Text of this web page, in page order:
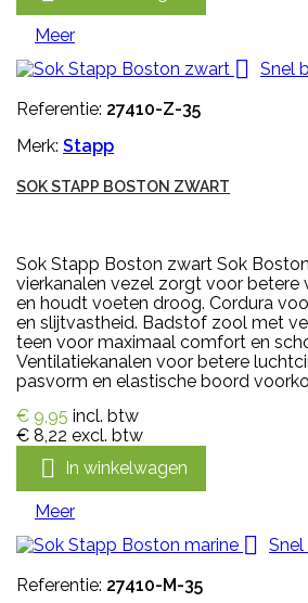
Meer

Snel
Referentie: 27410-Z-35
Merk: Stapp
SOK STAPP BOSTON ZWART
Sok Stapp Boston zwart Sok
vierkanalen vezel zorgt voor betere
en houdt voeten droog. Cordura
en slijtvastheid. Badstof zool met
teen voor maximaal comfort en
Ventilatiekanalen voor betere
pasvorm en elastische boord
€ 9,95 incl. btw
€ 8,22 excl. btw
 In winkelwagen
Meer

Snel
Referentie: 27410-M-35